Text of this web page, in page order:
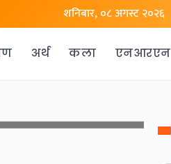
शनिबार, ०८ अगस्ट २०२६
अर्थ कला एनआरएन